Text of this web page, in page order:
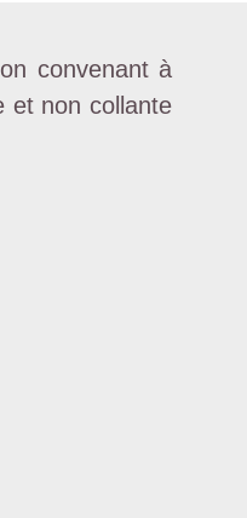
convenant à
et non collante